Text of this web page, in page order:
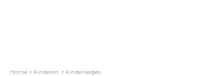
Home Kinderen Kinderliedjes